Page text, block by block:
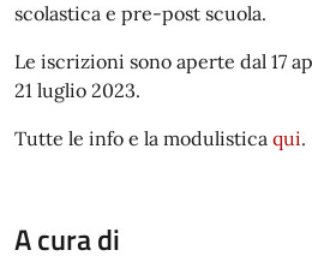
scolastica e pre-post scuola.
Le iscrizioni sono aperte dal 17
21 luglio 2023.
Tutte le info e la modulistica qui.
A cura di